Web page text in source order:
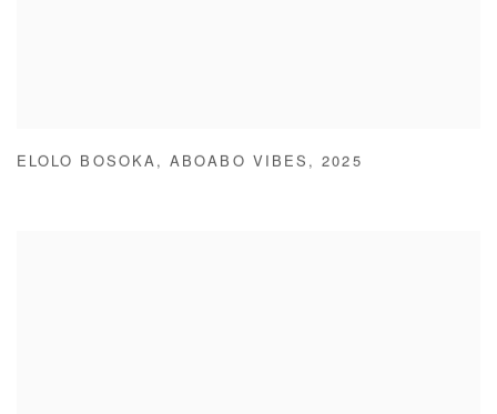
ELOLO BOSOKA ,ABOABO VIBES ,2025